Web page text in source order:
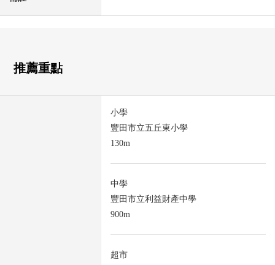
推薦重點
小學
豐田市立五丘東小學
130m
中學
豐田市立利益財產中學
900m
超市